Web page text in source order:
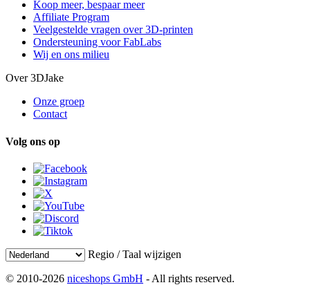
Koop meer, bespaar meer
Affiliate Program
Veelgestelde vragen over 3D-printen
Ondersteuning voor FabLabs
Wij en ons milieu
Over 3DJake
Onze groep
Contact
Volg ons op
Regio / Taal wijzigen
© 2010-2026 niceshops GmbH - All rights reserved.